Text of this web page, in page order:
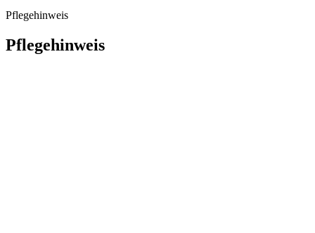
Pflegehinweis
Pflegehinweis